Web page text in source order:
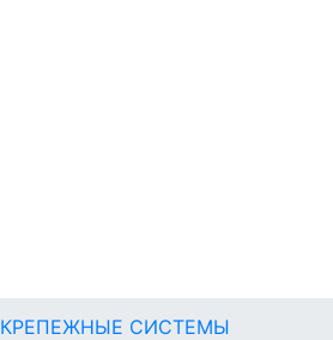
КРЕПЕЖНЫЕ СИСТЕМЫ